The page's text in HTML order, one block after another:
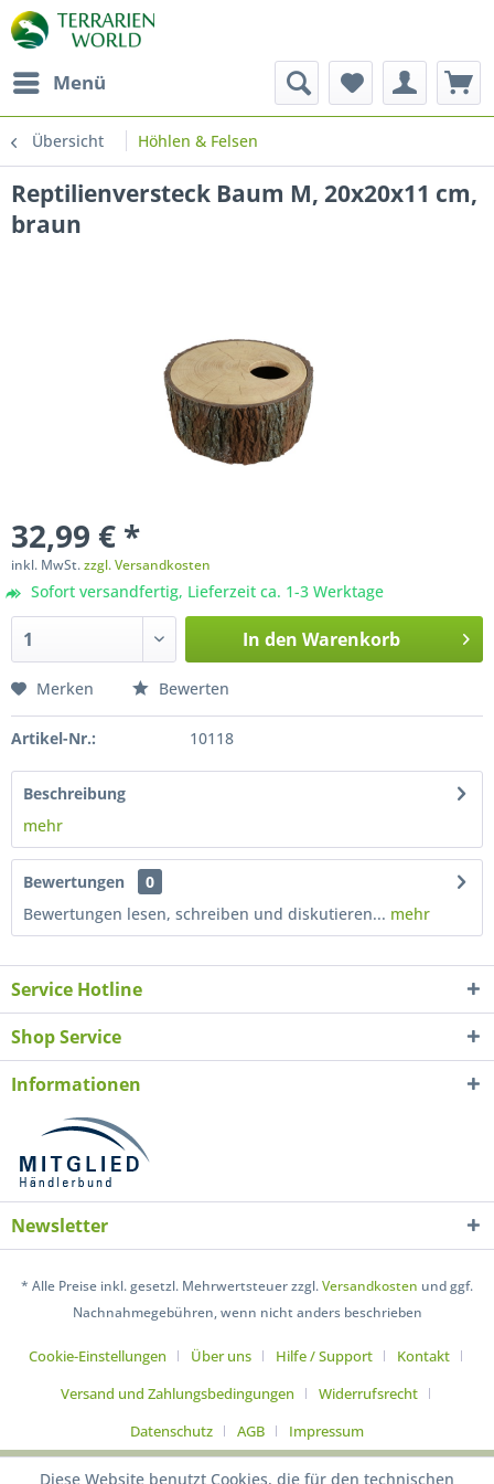
Menü
Übersicht Höhlen & Felsen
Reptilienversteck Baum M, 20x20x11 cm,
braun
32,99 € *
inkl. MwSt.zzgl. Versandkosten
Sofort versandfertig, Lieferzeit ca. 1-3 Werktage
In den Warenkorb
Merken Bewerten
Artikel-Nr.: 10118
Beschreibung
mehr
Bewertungen
0
Bewertungen lesen, schreiben und diskutieren... mehr
Service Hotline
Shop Service
Informationen
Newsletter
* Alle Preise inkl. gesetzl. Mehrwertsteuer zzgl.Versandkosten und ggf.
Nachnahmegebühren, wenn nicht anders beschrieben
Cookie-Einstellungen Über uns Hilfe / Support
Kontakt
Versand und Zahlungsbedingungen
Widerrufsrecht
Datenschutz
AGB Impressum
Diese Website benutzt Cookies, die für den technischen